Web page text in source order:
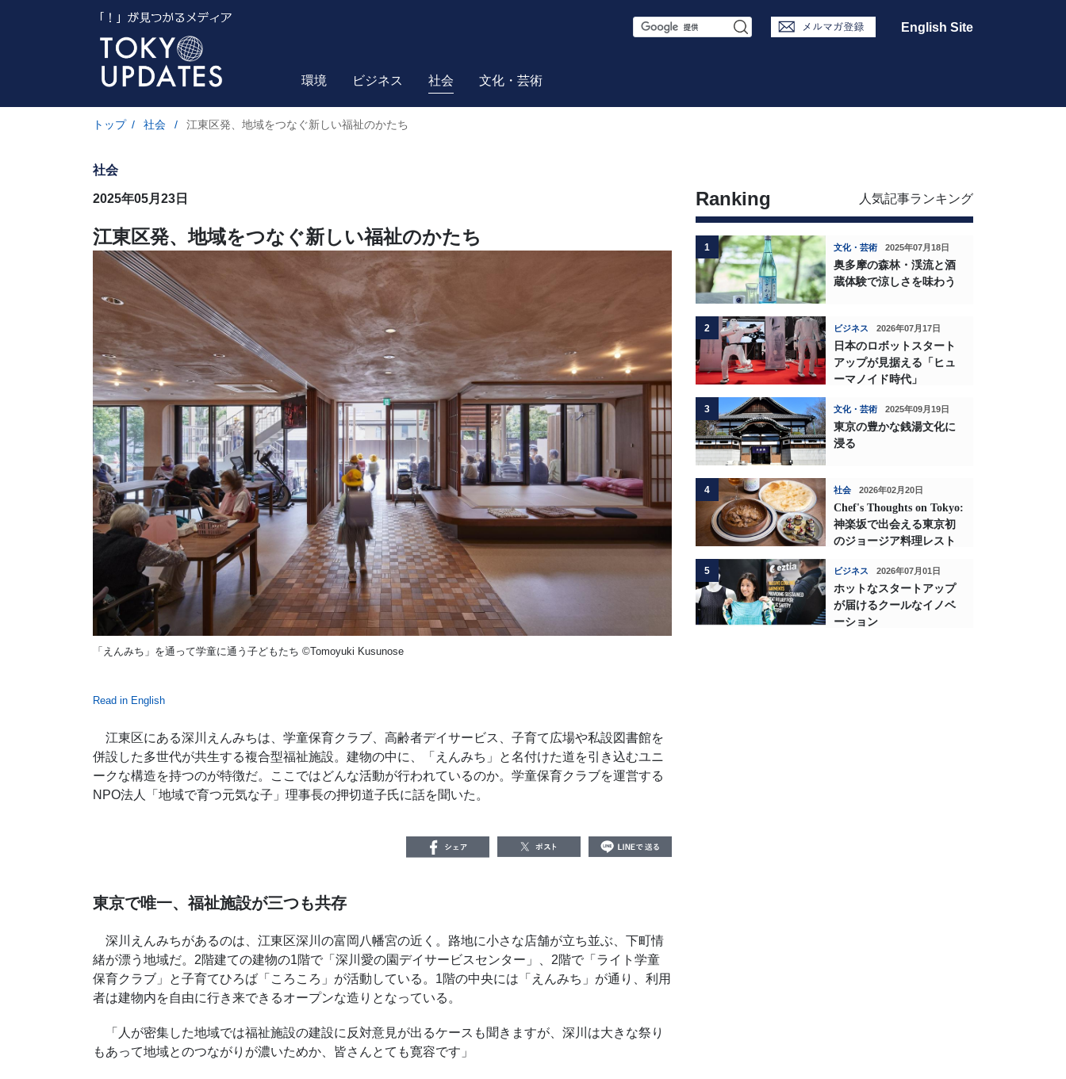
S
r
English Site
環境 ビジネス 社会 文化・芸術
トップ / 社会 / 江東区発、地域をつなぐ新しい福祉のかたち
社会
2025年05月23日
江東区発、地域をつなぐ新しい福祉のかたち
「えんみち」を通って学童に通う子どもたち ©Tomoyuki Kusunose
Read in English
江東区にある深川えんみちは、学童保育クラブ、高齢者デイサービス、子育て広場や私設図書館を
併設した多世代が共生する複合型福祉施設。建物の中に、「えんみち」と名付けた道を引き込むユニ
ークな構造を持つのが特徴だ。ここではどんな活動が行われているのか。学童保育クラブを運営する
NPO法人「地域で育つ元気な子」理事長の押切道子氏に話を聞いた。
東京で唯一、福祉施設が三つも共存
深川えんみちがあるのは、江東区深川の富岡八幡宮の近く。路地に小さな店舗が立ち並ぶ、下町情
緒が漂う地域だ。2階建ての建物の1階で「深川愛の園デイサービスセンター」、2階で「ライト学童
保育クラブ」と子育てひろば「ころころ」が活動している。1階の中央には「えんみち」が通り、利用
者は建物内を自由に行き来できるオープンな造りとなっている。
「人が密集した地域では福祉施設の建設に反対意見が出るケースも聞きますが、深川は大きな祭り
もあって地域とのつながりが濃いためか、皆さんとても寛容です」
Ranking 人気記事ランキング
1 文化・芸術 2025年07月18日
奥多摩の森林・渓流と酒
蔵体験で涼しさを味わう
2 ビジネス 2026年07月17日
日本のロボットスタート
アップが見据える「ヒュ
ーマノイド時代」
3 文化・芸術 2025年09月19日
東京の豊かな銭湯文化に
浸る
4 社会 2026年02月20日
Chef's Thoughts on Tokyo:
神楽坂で出会える東京初
のジョージア料理レスト
5 ビジネス 2026年07月01日
ホットなスタートアップ
が届けるクールなイノベ
ーション